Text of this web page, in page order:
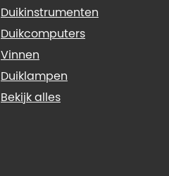
Duikinstrumenten
Duikcomputers
Vinnen
Duiklampen
Bekijk alles